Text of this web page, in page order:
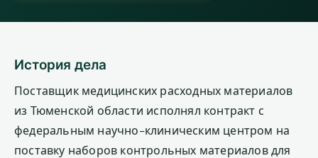
История дела
Поставщик медицинских расходных материалов
из Тюменской области исполнял контракт с
федеральным научно-клиническим центром на
поставку наборов контрольных материалов для